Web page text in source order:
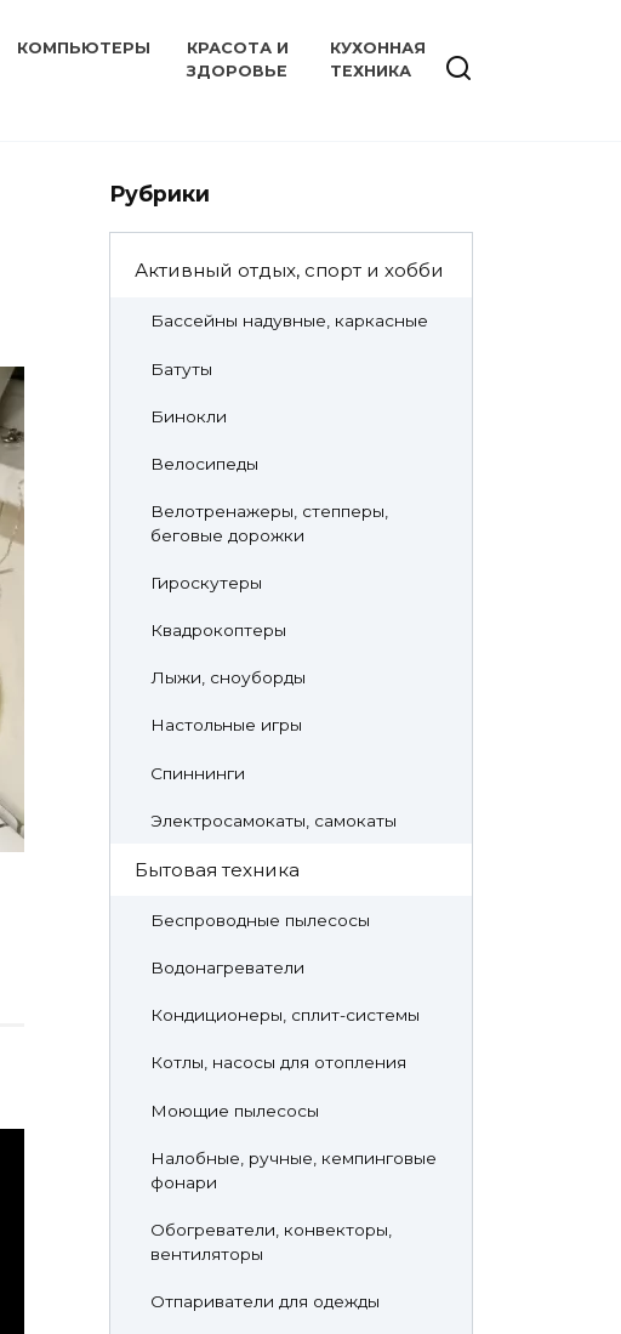
КОМПЬЮТЕРЫ
КРАСОТА И
ЗДОРОВЬЕ
КУХОННАЯ
ТЕХНИКА
Рубрики
Активный отдых, спорт и хобби
Бассейны надувные, каркасные
Батуты
Бинокли
Велосипеды
Велотренажеры, степперы,
беговые дорожки
Гироскутеры
Квадрокоптеры
Лыжи, сноуборды
Настольные игры
Спиннинги
Электросамокаты, самокаты
Бытовая техника
Беспроводные пылесосы
Водонагреватели
Кондиционеры, сплит-системы
Котлы, насосы для отопления
Моющие пылесосы
Налобные, ручные, кемпинговые
фонари
Обогреватели, конвекторы,
вентиляторы
Отпариватели для одежды